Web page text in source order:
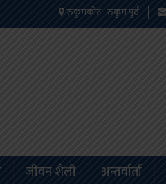
रुकुमकोट , रुकुम पुर्व
जीवन शैली अन्तर्वार्ता